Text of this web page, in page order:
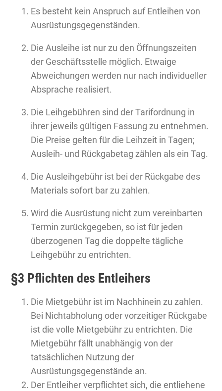
Es besteht kein Anspruch auf Entleihen von
Ausrüstungsgegenständen.
Die Ausleihe ist nur zu den Öffnungszeiten
der Geschäftsstelle möglich. Etwaige
Abweichungen werden nur nach individueller
Absprache realisiert.
Die Leihgebühren sind der Tarifordnung in
ihrer jeweils gültigen Fassung zu entnehmen.
Die Preise gelten für die Leihzeit in Tagen;
Ausleih- und Rückgabetag zählen als ein Tag.
Die Ausleihgebühr ist bei der Rückgabe des
Materials sofort bar zu zahlen.
Wird die Ausrüstung nicht zum vereinbarten
Termin zurückgegeben, so ist für jeden
überzogenen Tag die doppelte tägliche
Leihgebühr zu entrichten.
§3 Pflichten des Entleihers
Die Mietgebühr ist im Nachhinein zu zahlen.
Bei Nichtabholung oder vorzeitiger Rückgabe
ist die volle Mietgebühr zu entrichten. Die
Mietgebühr fällt unabhängig von der
tatsächlichen Nutzung der
Ausrüstungsgegenstände an.
Der Entleiher verpflichtet sich, die entliehene